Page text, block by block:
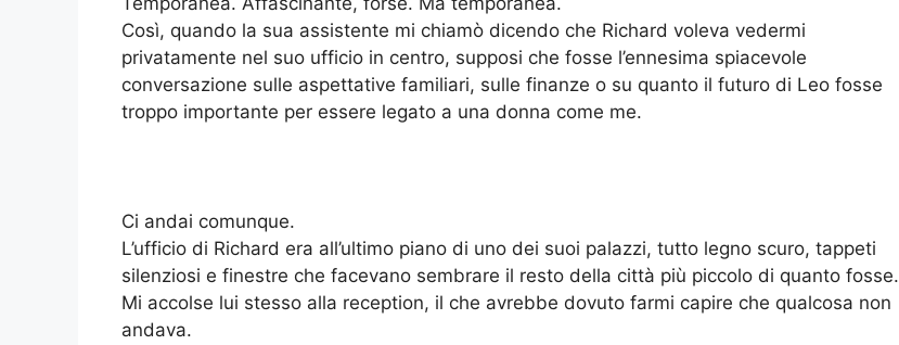
Così, quando la sua assistente mi chiamò dicendo che Richard voleva vedermi
privatamente nel suo ufficio in centro, supposi che fosse l’ennesima spiacevole
conversazione sulle aspettative familiari, sulle finanze o su quanto il futuro di Leo fosse
troppo importante per essere legato a una donna come me.
Ci andai comunque.
L’ufficio di Richard era all’ultimo piano di uno dei suoi palazzi, tutto legno scuro, tappeti
silenziosi e finestre che facevano sembrare il resto della città più piccolo di quanto fosse.
Mi accolse lui stesso alla reception, il che avrebbe dovuto farmi capire che qualcosa non
andava.